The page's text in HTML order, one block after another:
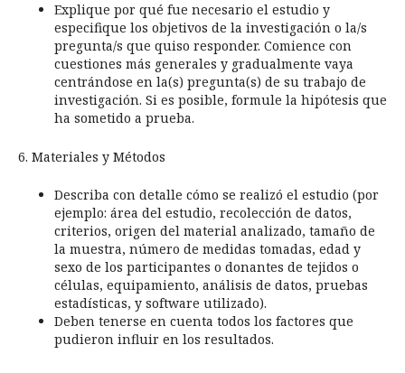
Explique por qué fue necesario el estudio y
especifique los objetivos de la investigación o la/s
pregunta/s que quiso responder. Comience con
cuestiones más generales y gradualmente vaya
centrándose en la(s) pregunta(s) de su trabajo de
investigación. Si es posible, formule la hipótesis que
ha sometido a prueba.
6. Materiales y Métodos
Describa con detalle cómo se realizó el estudio (por
ejemplo: área del estudio, recolección de datos,
criterios, origen del material analizado, tamaño de
la muestra, número de medidas tomadas, edad y
sexo de los participantes o donantes de tejidos o
células, equipamiento, análisis de datos, pruebas
estadísticas, y software utilizado).
Deben tenerse en cuenta todos los factores que
pudieron influir en los resultados.